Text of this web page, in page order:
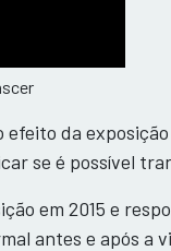
da
se é possível
em 2015 e
antes e após